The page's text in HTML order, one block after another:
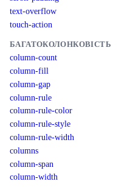
text-overflow
touch-action
БАГАТОКОЛОНКОВІСТЬ
column-count
column-fill
column-gap
column-rule
column-rule-color
column-rule-style
column-rule-width
columns
column-span
column-width